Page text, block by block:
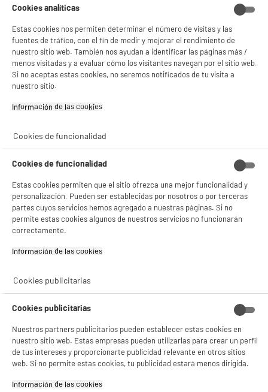
¡Descubre nuestra batidora de mano COSYLIFE !
• Tipo: Batidora multifunción.
• Potencia: 600 vatios.
No lo dudes más y anímate,
Comprados juntos habitualmente
BY ELECTRODEPOT
Batidora Mano Cosylife
CL-SHB600SSX 600 W
Inox/Negro -
Accesorios Incluidos
24€96
Cacerola COSYLIFE
24cm
estadísticas anónimas basadas en tu navegación. Puedes oponerte a su uso
¡Buena visita!
Gestionar cookies
✔ ACEPTAR TODAS
Cookies analíticas
Estas cookies nos permiten determinar el número de visitas y las
fuentes de tráfico, con el fin de medir y mejorar el rendimiento de
nuestro sitio web. También nos ayudan a identificar las páginas más /
menos visitadas y a evaluar cómo los visitantes navegan por el sitio web.
Si no aceptas estas cookies, no seremos notificados de tu visita a
nuestro sitio.
Información de las cookies‎
Cookies de funcionalidad
Cookies de funcionalidad
Estas cookies permiten que el sitio ofrezca una mejor funcionalidad y
personalización. Pueden ser establecidas por nosotros o por terceras
partes cuyos servicios hemos agregado a nuestras páginas. Si no
permite estas cookies algunos de nuestros servicios no funcionarán
correctamente.
Información de las cookies‎
Cookies publicitarias
Cookies publicitarias
Nuestros partners publicitarios pueden establecer estas cookies en
nuestro sitio web. Estas empresas pueden utilizarlas para crear un perfil
de tus intereses y proporcionarte publicidad relevante en otros sitios
web. Si no permite estas cookies, tu publicidad estará menos dirigida.
Información de las cookies‎